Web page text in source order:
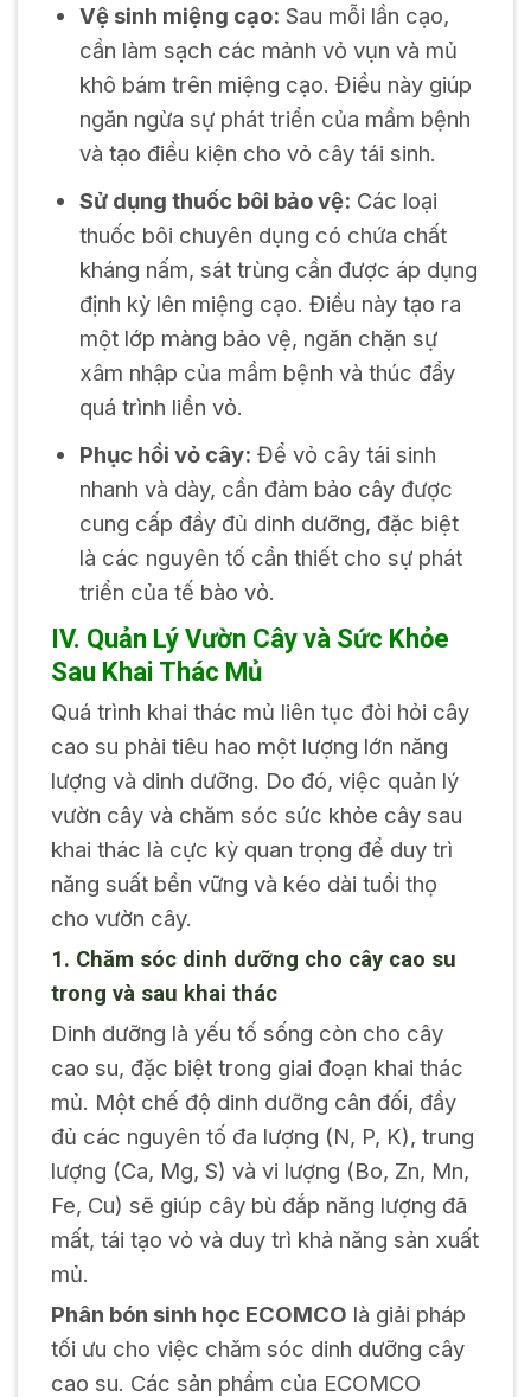
Vệ sinh miệng cạo: Sau mỗi lần cạo,
cần làm sạch các mảnh vỏ vụn và mủ
khô bám trên miệng cạo. Điều này giúp
ngăn ngừa sự phát triển của mầm bệnh
và tạo điều kiện cho vỏ cây tái sinh.
Sử dụng thuốc bôi bảo vệ: Các loại
thuốc bôi chuyên dụng có chứa chất
kháng nấm, sát trùng cần được áp dụng
định kỳ lên miệng cạo. Điều này tạo ra
một lớp màng bảo vệ, ngăn chặn sự
xâm nhập của mầm bệnh và thúc đẩy
quá trình liền vỏ.
Phục hồi vỏ cây: Để vỏ cây tái sinh
nhanh và dày, cần đảm bảo cây được
cung cấp đầy đủ dinh dưỡng, đặc biệt
là các nguyên tố cần thiết cho sự phát
triển của tế bào vỏ.
IV. Quản Lý Vườn Cây và Sức Khỏe
Sau Khai Thác Mủ
Quá trình khai thác mủ liên tục đòi hỏi cây
cao su phải tiêu hao một lượng lớn năng
lượng và dinh dưỡng. Do đó, việc quản lý
vườn cây và chăm sóc sức khỏe cây sau
khai thác là cực kỳ quan trọng để duy trì
năng suất bền vững và kéo dài tuổi thọ
cho vườn cây.
1. Chăm sóc dinh dưỡng cho cây cao su
trong và sau khai thác
Dinh dưỡng là yếu tố sống còn cho cây
cao su, đặc biệt trong giai đoạn khai thác
mủ. Một chế độ dinh dưỡng cân đối, đầy
đủ các nguyên tố đa lượng (N, P, K), trung
lượng (Ca, Mg, S) và vi lượng (Bo, Zn, Mn,
Fe, Cu) sẽ giúp cây bù đắp năng lượng đã
mất, tái tạo vỏ và duy trì khả năng sản xuất
mủ.
Phân bón sinh học ECOMCO là giải pháp
tối ưu cho việc chăm sóc dinh dưỡng cây
cao su. Các sản phẩm của ECOMCO